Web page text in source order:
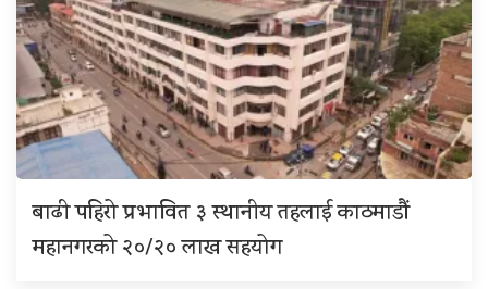
बाढी पहिरो प्रभावित ३ स्थानीय तहलाई काठमाडौं
महानगरको २०/२० लाख सहयोग